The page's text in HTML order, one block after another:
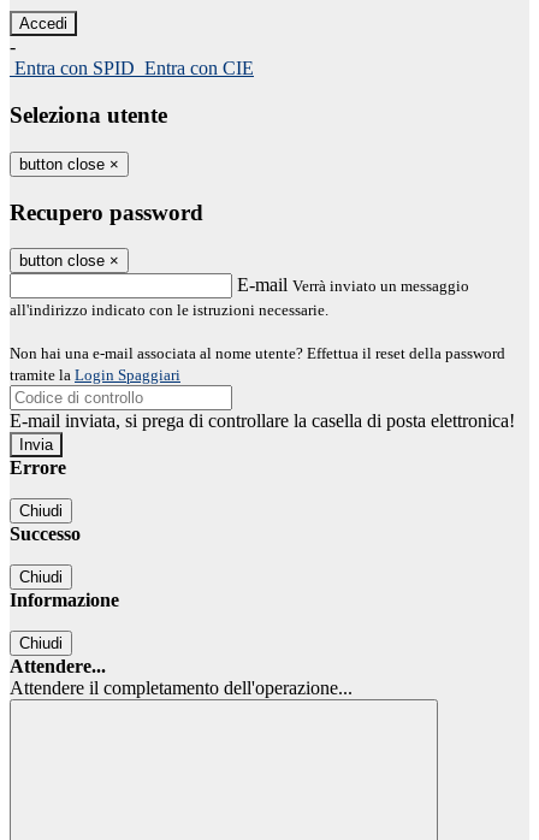
-
Entra con SPID Entra con CIE
Seleziona utente
button close ×
Recupero password
button close ×
E-mail Verrà inviato un messaggio
all'indirizzo indicato con le istruzioni necessarie.
Non hai una e-mail associata al nome utente? Effettua il reset della password
tramite la Login Spaggiari
E-mail inviata, si prega di controllare la casella di posta elettronica!
Errore
Chiudi
Successo
Chiudi
Informazione
Chiudi
Attendere...
Attendere il completamento dell'operazione...